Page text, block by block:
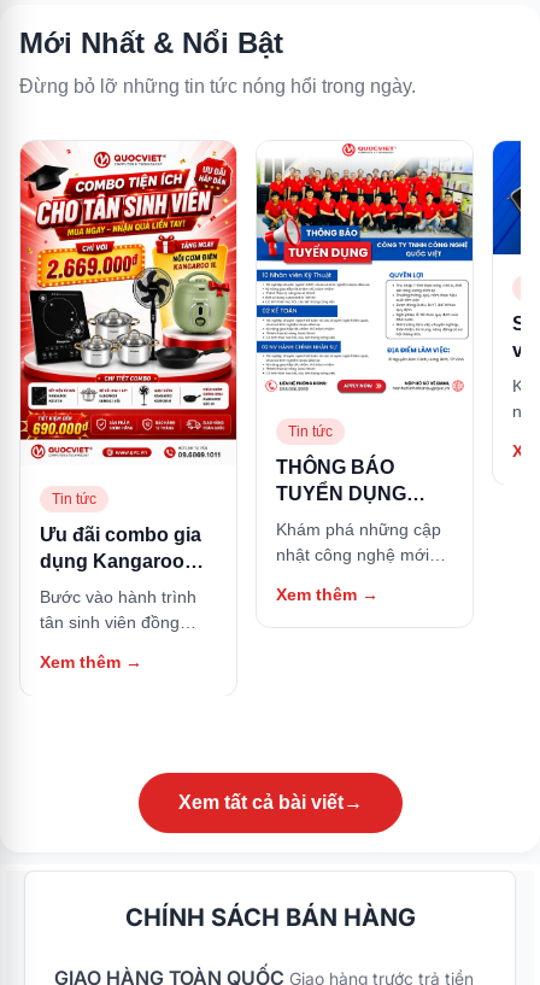
Mới Nhất & Nổi Bật
Đừng bỏ lỡ những tin tức nóng hổi trong ngày.
Tin tức
Ưu đãi combo gia
dụng Kangaroo
cho Tân sinh viên:
Sắm trọn bộ căn
cơm điện
Bước vào hành trình
tân sinh viên đồng
đầu cuộc sống tự lập
nhưng đầy đủ tiện nghi
chính là nơi giữ lửa
năng lượng, giúp bạn
ăn thơm ngon, tiết
kiệm chi phí sinh hoạt
và đảm bảo an toàn
đồng hành và hỗ trợ
Xem thêm →
Tin tức
THÔNG BÁO
TUYỂN DỤNG
NHÂN SỰ
Khám phá những cập
nhật công nghệ mới
hữu ích trong bài viết
này.
Xem thêm →
và
là
Xem tất cả bài viết→
CHÍNH SÁCH BÁN HÀNG
GIAO HÀNG TOÀN QUỐC Giao hàng trước trả tiền